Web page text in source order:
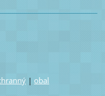
| obal